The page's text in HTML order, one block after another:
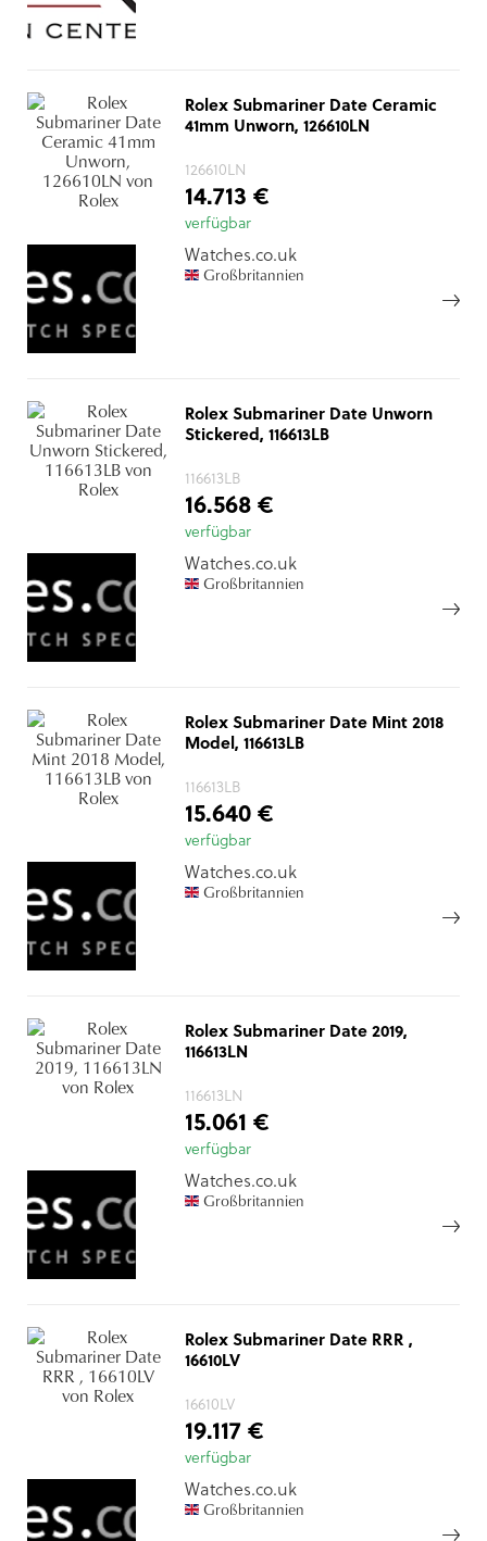
Rolex Submariner Date Ceramic
41mm Unworn, 126610LN
126610LN
14.713 €
verfügbar
Watches.co.uk
Großbritannien
Rolex Submariner Date Unworn
Stickered, 116613LB
116613LB
16.568 €
verfügbar
Watches.co.uk
Großbritannien
Rolex Submariner Date Mint 2018
Model, 116613LB
116613LB
15.640 €
verfügbar
Watches.co.uk
Großbritannien
Rolex Submariner Date 2019,
116613LN
116613LN
15.061 €
verfügbar
Watches.co.uk
Großbritannien
Rolex Submariner Date RRR ,
16610LV
16610LV
19.117 €
verfügbar
Watches.co.uk
Großbritannien